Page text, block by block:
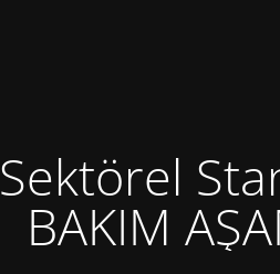
Sektörel
BAKIM